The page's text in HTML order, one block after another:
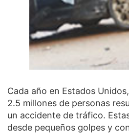
Cada año en Estados
2.5 millones de personas
un accidente de tráfico.
desde pequeños golpes y